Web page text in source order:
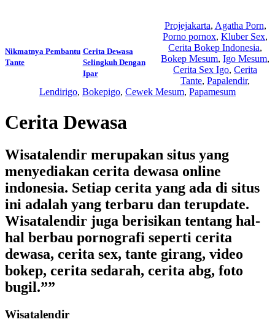
Nikmatnya Pembantu
Tante
Cerita Dewasa
Selingkuh Dengan
Ipar
Projejakarta, Agatha Porn,
Porno pornox, Kluber Sex,
Cerita Bokep Indonesia,
Bokep Mesum, Igo Mesum,
Cerita Sex Igo, Cerita
Tante, Papalendir,
Lendirigo, Bokepigo, Cewek Mesum, Papamesum
Cerita Dewasa
Wisatalendir merupakan situs yang
menyediakan cerita dewasa online
indonesia. Setiap cerita yang ada di situs
ini adalah yang terbaru dan terupdate.
Wisatalendir juga berisikan tentang hal-
hal berbau pornografi seperti cerita
dewasa, cerita sex, tante girang, video
bokep, cerita sedarah, cerita abg, foto
bugil.””
Wisatalendir